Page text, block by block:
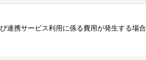
連携サービス利用に係る費用が発生する場合